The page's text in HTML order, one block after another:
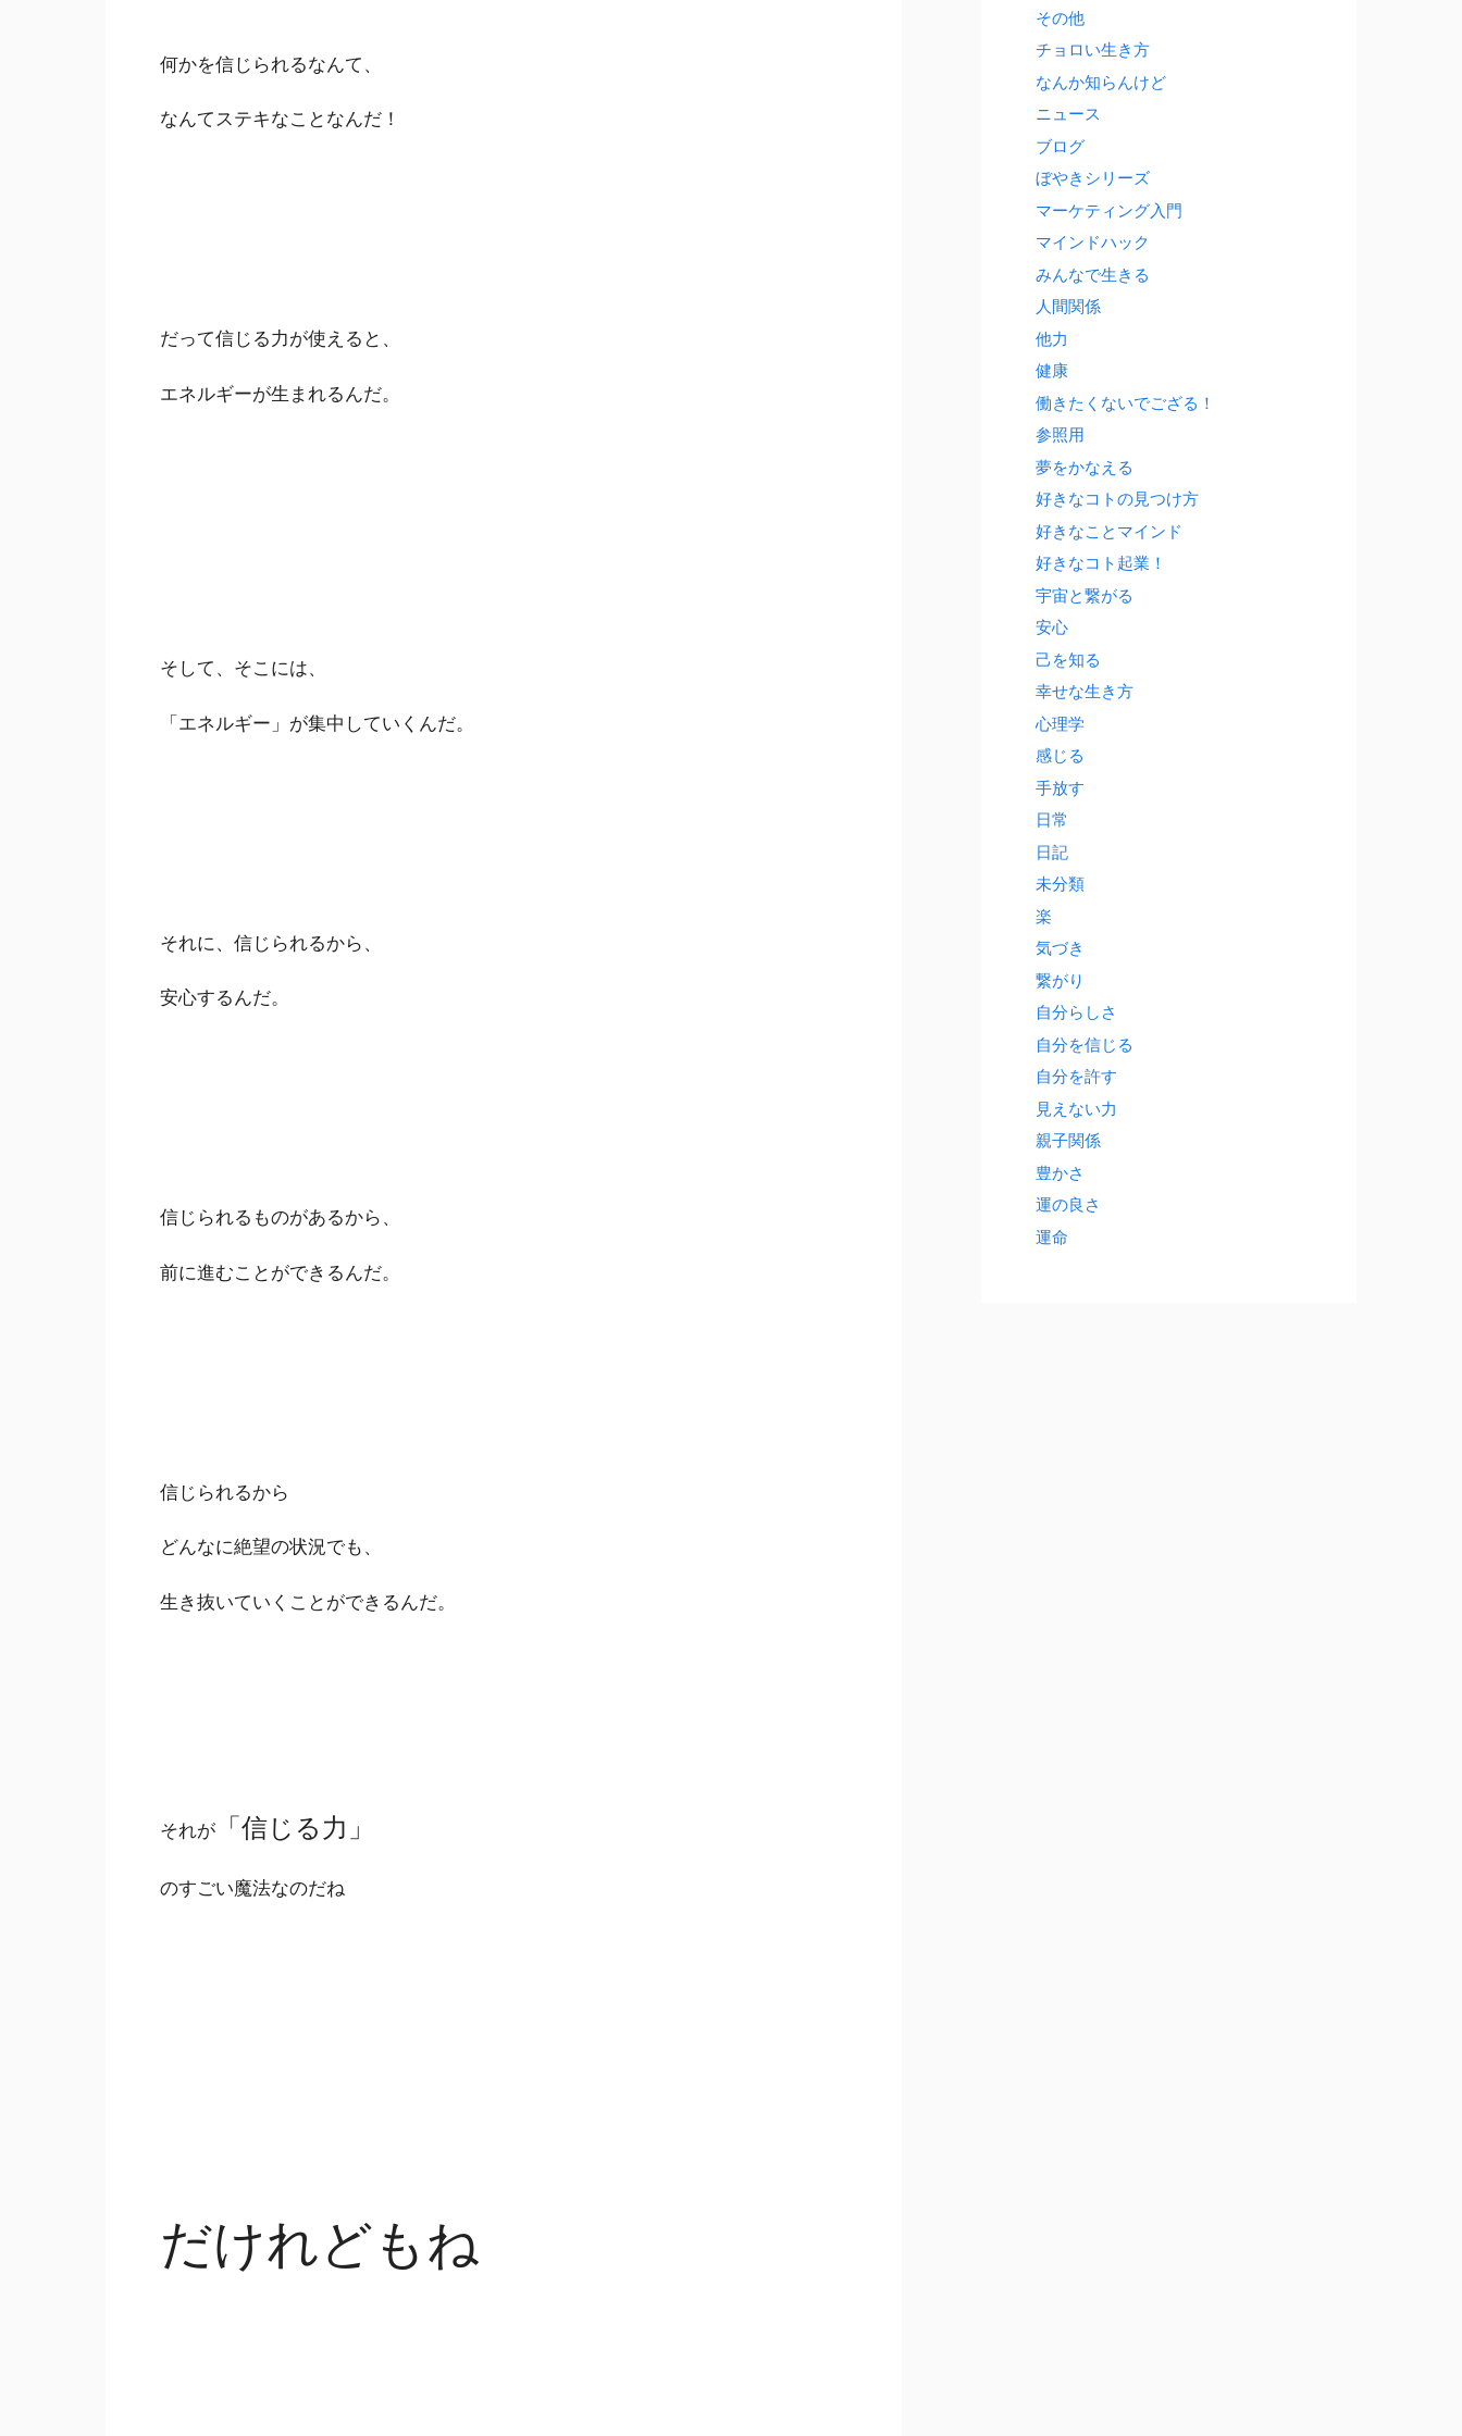
何かを信じられるなんて、
なんてステキなことなんだ！
だって信じる力が使えると、
エネルギーが生まれるんだ。
そして、そこには、
「エネルギー」が集中していくんだ。
それに、信じられるから、
安心するんだ。
信じられるものがあるから、
前に進むことができるんだ。
信じられるから
どんなに絶望の状況でも、
生き抜いていくことができるんだ。
それが 「信じる力」
のすごい魔法なのだね
だけれどもね
その他
チョロい生き方
なんか知らんけど
ニュース
ブログ
ぼやきシリーズ
マーケティング入門
マインドハック
みんなで生きる
人間関係
他力
健康
働きたくないでござる！
参照用
夢をかなえる
好きなコトの見つけ方
好きなことマインド
好きなコト起業！
宇宙と繋がる
安心
己を知る
幸せな生き方
心理学
感じる
手放す
日常
日記
未分類
楽
気づき
繋がり
自分らしさ
自分を信じる
自分を許す
見えない力
親子関係
豊かさ
運の良さ
運命